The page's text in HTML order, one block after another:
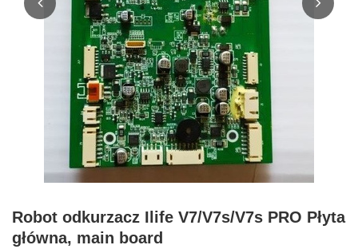
Robot odkurzacz Ilife V7/V7s/V7s PRO Płyta
główna, main board